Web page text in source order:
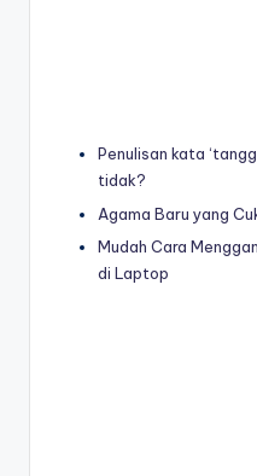
Penulisan kata
tidak?
Agama Baru yang
Mudah Cara
di Laptop